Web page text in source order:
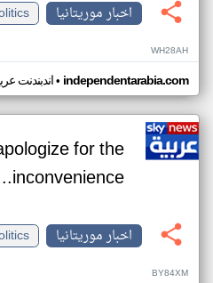
اخبار موريتانيا
WH28AH
اندبندنت• independentarabia.com
for the
inconvenience...
اخبار موريتانيا
BY84XM